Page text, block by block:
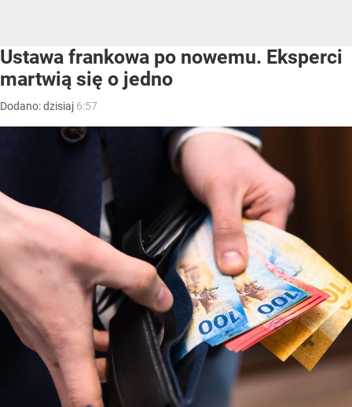
Ustawa frankowa po nowemu. Eksperci
martwią się o jedno
Dodano:dzisiaj 6:57